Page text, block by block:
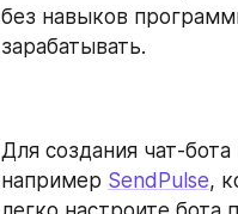
без навыков
зарабатывать.
Для создания чат-
например SendPulse,